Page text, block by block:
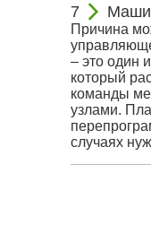
Причина
– это один
который
команды
узлами.
случаях